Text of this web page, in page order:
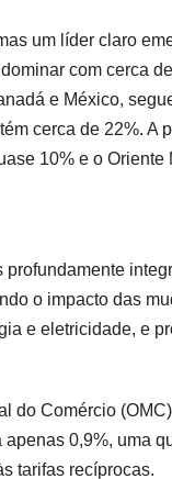
um líder claro
com cerca
e México,
cerca de 22%. A
10% e o Oriente
o impacto das
e eletricidade, e
do Comércio
0,9%, uma
tarifas recíprocas.